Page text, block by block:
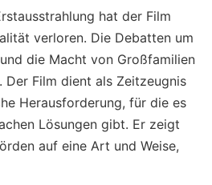
hat der Film
verloren. Die Debatten um
die Macht von Großfamilien
Der Film dient als Zeitzeugnis
Herausforderung, für die es
Lösungen gibt. Er zeigt
auf eine Art und Weise,